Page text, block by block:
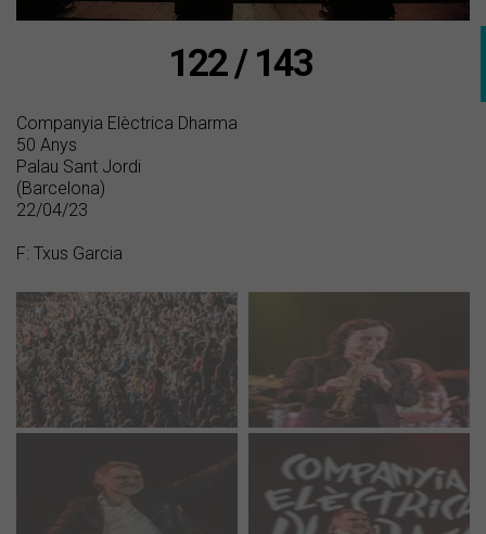
122 / 143
Companyia Elèctrica Dharma
50 Anys
Palau Sant Jordi
(Barcelona)
22/04/23
F: Txus Garcia